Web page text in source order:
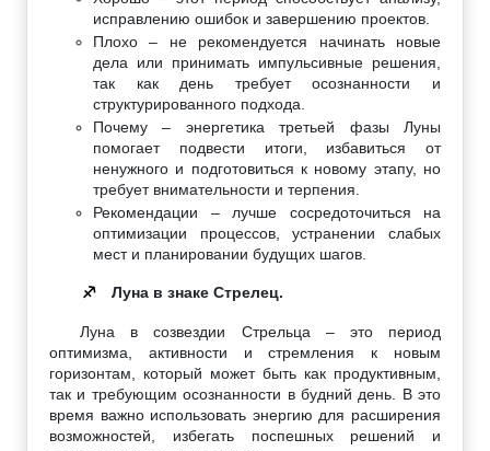
исправлению ошибок и завершению проектов.
Плохо – не рекомендуется начинать новые
дела или принимать импульсивные решения,
так как день требует осознанности и
структурированного подхода.
Почему – энергетика третьей фазы Луны
помогает подвести итоги, избавиться от
ненужного и подготовиться к новому этапу, но
требует внимательности и терпения.
Рекомендации – лучше сосредоточиться на
оптимизации процессов, устранении слабых
мест и планировании будущих шагов.
♐ Луна в знаке Стрелец.
Луна в созвездии Стрельца – это период
оптимизма, активности и стремления к новым
горизонтам, который может быть как продуктивным,
так и требующим осознанности в будний день. В это
время важно использовать энергию для расширения
возможностей, избегать поспешных решений и